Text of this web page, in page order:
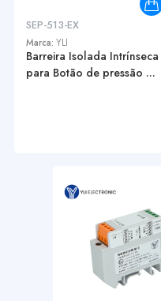
SEP-513-EX
Marca: YLI
Barreira Isolada Intrínseca
para Botão de pressão ...